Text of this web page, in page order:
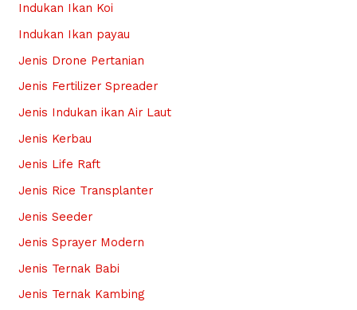
Indukan Ikan Koi
Indukan Ikan payau
Jenis Drone Pertanian
Jenis Fertilizer Spreader
Jenis Indukan ikan Air Laut
Jenis Kerbau
Jenis Life Raft
Jenis Rice Transplanter
Jenis Seeder
Jenis Sprayer Modern
Jenis Ternak Babi
Jenis Ternak Kambing